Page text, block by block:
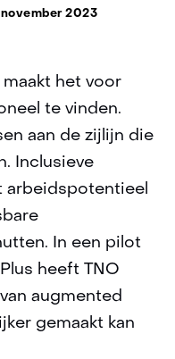
november 2023
het voor
te vinden.
aan de zijlijn die
Inclusieve
arbeidspotentieel
In een pilot
heeft TNO
augmented
gemaakt kan